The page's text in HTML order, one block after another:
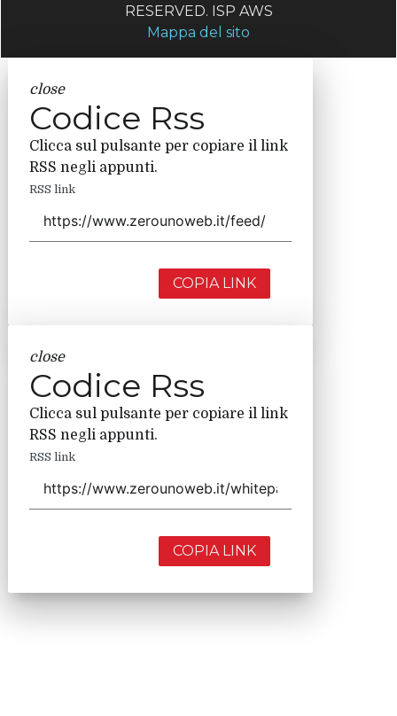
RESERVED. ISP AWS
Mappa del sito
close
Codice Rss
Clicca sul pulsante per copiare il link
RSS negli appunti.
RSS link
COPIA LINK
close
Codice Rss
Clicca sul pulsante per copiare il link
RSS negli appunti.
RSS link
COPIA LINK